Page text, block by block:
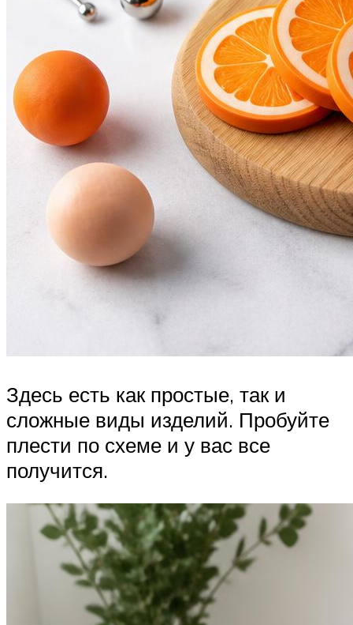
Здесь есть как простые, так и
сложные виды изделий. Пробуйте
плести по схеме и у вас все
получится.